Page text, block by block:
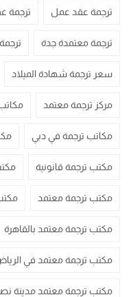
ترجمة عقد عمل ترجمة
ترجمة معتمدة جدة
سعر ترجمة شهادة الميلاد
مركز ترجمة معتمد
مكاتب ترجمة في دبي
مكتب ترجمة قانونية
مكتب ترجمة معتمد
مكتب ترجمة معتمد بالقاهرة
مكتب ترجمة معتمد في
مكتب ترجمة معتمد مدينة